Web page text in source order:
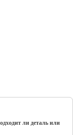
ли деталь или